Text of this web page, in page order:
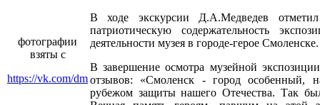
фотографии
взяты с
https://vk.com/dm
В ходе экскурсии Д.А.Медведев
патриотическую содержательность
деятельности музея в городе-герое Смоленске.
В завершение осмотра музейной
отзывов: «Смоленск - город особенный,
рубежом защиты нашего Отечества. Так